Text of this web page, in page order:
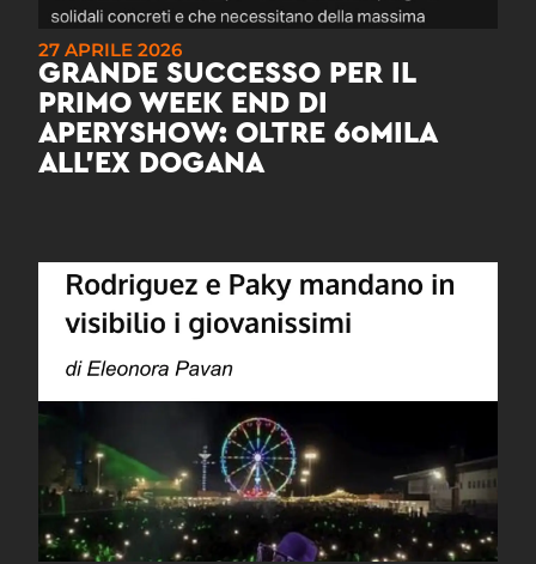
27 APRILE 2026
GRANDE SUCCESSO PER IL
PRIMO WEEK END DI
APERYSHOW: OLTRE 60MILA
ALL’EX DOGANA